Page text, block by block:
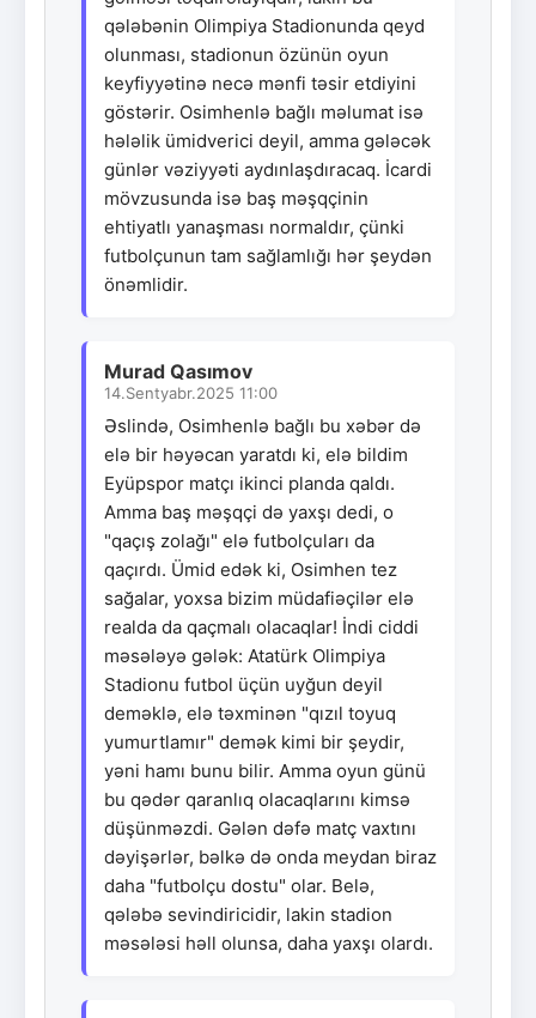
qələbənin Olimpiya Stadionunda qeyd
olunması, stadionun özünün oyun
keyfiyyətinə necə mənfi təsir etdiyini
göstərir. Osimhenlə bağlı məlumat isə
hələlik ümidverici deyil, amma gələcək
günlər vəziyyəti aydınlaşdıracaq. İcardi
mövzusunda isə baş məşqçinin
ehtiyatlı yanaşması normaldır, çünki
futbolçunun tam sağlamlığı hər şeydən
önəmlidir.
Murad Qasımov
14.Sentyabr.2025 11:00
Əslində, Osimhenlə bağlı bu xəbər də
elə bir həyəcan yaratdı ki, elə bildim
Eyüpspor matçı ikinci planda qaldı.
Amma baş məşqçi də yaxşı dedi, o
"qaçış zolağı" elə futbolçuları da
qaçırdı. Ümid edək ki, Osimhen tez
sağalar, yoxsa bizim müdafiəçilər elə
realda da qaçmalı olacaqlar! İndi ciddi
məsələyə gələk: Atatürk Olimpiya
Stadionu futbol üçün uyğun deyil
deməklə, elə təxminən "qızıl toyuq
yumurtlamır" demək kimi bir şeydir,
yəni hamı bunu bilir. Amma oyun günü
bu qədər qaranlıq olacaqlarını kimsə
düşünməzdi. Gələn dəfə matç vaxtını
dəyişərlər, bəlkə də onda meydan biraz
daha "futbolçu dostu" olar. Belə,
qələbə sevindiricidir, lakin stadion
məsələsi həll olunsa, daha yaxşı olardı.